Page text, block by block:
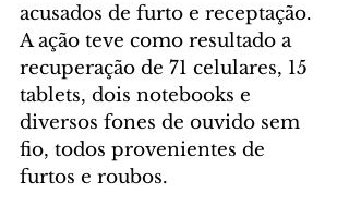
acusados de furto e receptação.
A ação teve como resultado a
recuperação de 71 celulares, 15
tablets, dois notebooks e
diversos fones de ouvido sem
fio, todos provenientes de
furtos e roubos.